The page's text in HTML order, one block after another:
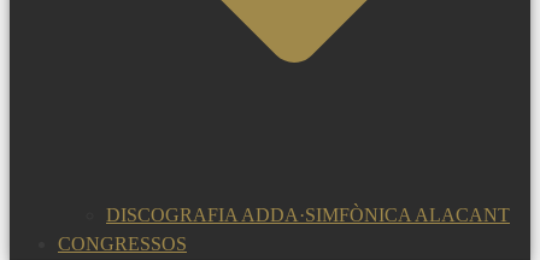
DISCOGRAFIA ADDA·SIMFÒNICA ALACANT
CONGRESSOS